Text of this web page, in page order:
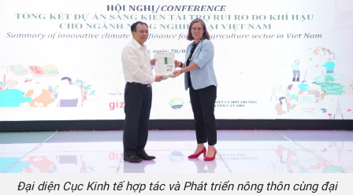
Đại diện Cục Kinh tế hợp tác và Phát triển nông thôn cùng đại